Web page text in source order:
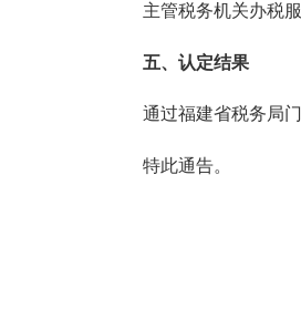
主管税务机关办税
五、 认定结果
通过福建省税务局
特此